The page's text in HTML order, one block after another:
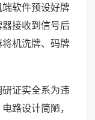
软件预设好牌
接收到信号后
机洗牌、码牌
证实全系为违
路设计简陋，